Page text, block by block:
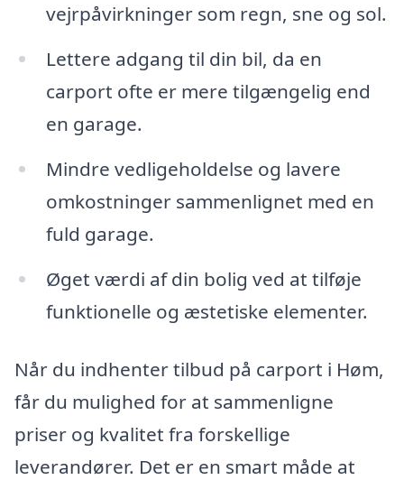
vejrpåvirkninger som regn, sne og sol.
Lettere adgang til din bil, da en
carport ofte er mere tilgængelig end
en garage.
Mindre vedligeholdelse og lavere
omkostninger sammenlignet med en
fuld garage.
Øget værdi af din bolig ved at tilføje
funktionelle og æstetiske elementer.
Når du indhenter tilbud på carport i Høm,
får du mulighed for at sammenligne
priser og kvalitet fra forskellige
leverandører. Det er en smart måde at